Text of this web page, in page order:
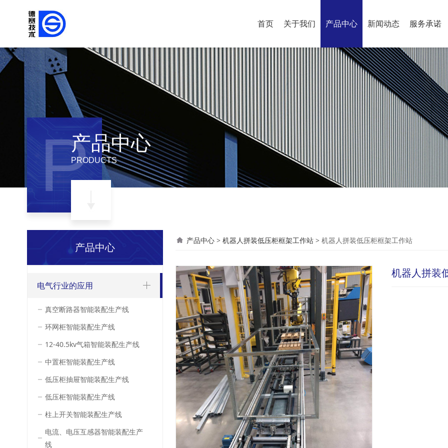
首页 关于我们 产品中心 新闻动态 服务承诺
P产品中心
PRODUCTS
产品中心
电气行业的应用
真空断路器智能装配生产线
环网柜智能装配生产线
12-40.5kv气箱智能装配生产线
中置柜智能装配生产线
低压柜抽屉智能装配生产线
低压柜智能装配生产线
柱上开关智能装配生产线
电流、电压互感器智能装配生产
线
机器人拼装低压柜框架工作站
产品中心> 机器人拼装低压柜框架工作站> 机器人拼装低压柜框架工作站
机器人拼装